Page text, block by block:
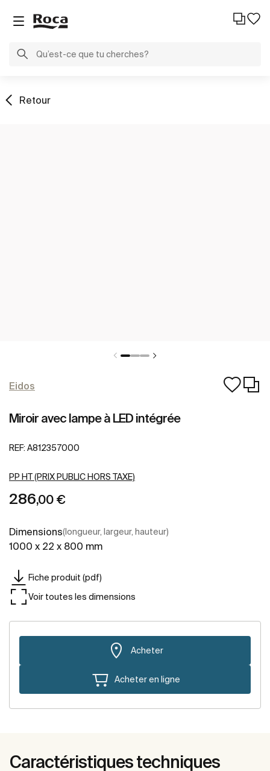
Retour
Eidos
Miroir avec lampe à LED intégrée
REF: A812357000
PP HT (PRIX PUBLIC HORS TAXE)
286,00 €
Dimensions(longueur, largeur, hauteur)
1000 x 22 x 800 mm
Fiche produit (pdf)
Voir toutes les dimensions
Acheter
Acheter en ligne
Caractéristiques techniques